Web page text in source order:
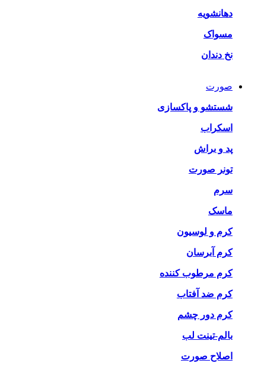
دهانشویه
مسواک
نخ دندان
صورت
شستشو و پاکسازی
اسکراب
پد و براش
تونر صورت
سرم
ماسک
کرم و لوسیون
کرم آبرسان
کرم مرطوب کننده
کرم ضد آفتاب
کرم دور چشم
بالم-تینت لب
اصلاح صورت